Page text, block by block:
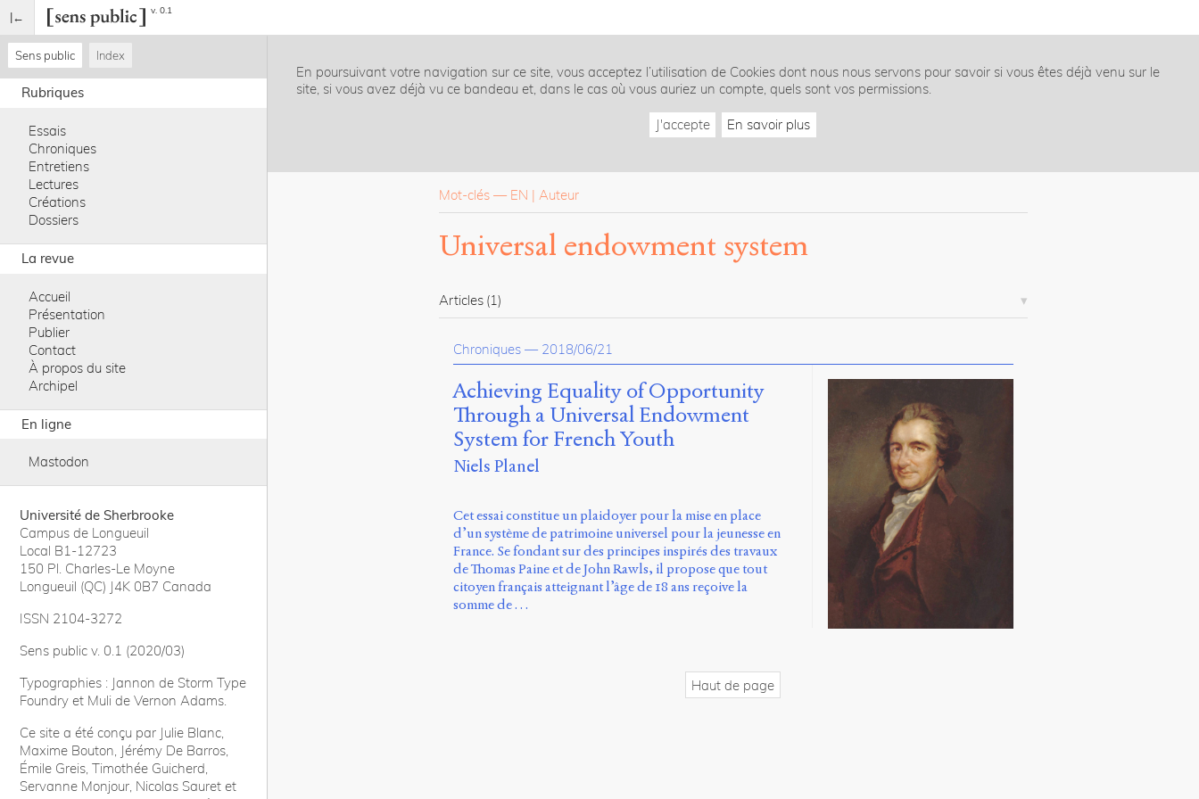
v. 0.1
Sens public Index
Rubriques
Essais
Chroniques
Entretiens
Lectures
Créations
Dossiers
La revue
Accueil
Présentation
Publier
Contact
À propos du site
Archipel
En ligne
Mastodon
Université de Sherbrooke
Campus de Longueuil
Local B1-12723
150 Pl. Charles-Le Moyne
Longueuil (QC) J4K 0B7 Canada
ISSN 2104-3272
Sens public v. 0.1 (2020/03)
Typographies : Jannon de Storm Type
Foundry et Muli de Vernon Adams.
Ce site a été conçu par Julie Blanc,
Maxime Bouton, Jérémy De Barros,
Émile Greis, Timothée Guicherd,
Servanne Monjour, Nicolas Sauret et
En poursuivant votre navigation sur ce site, vous acceptez l’utilisation de Cookies dont nous nous servons pour savoir si vous êtes déjà venu sur le
site, si vous avez déjà vu ce bandeau et, dans le cas où vous auriez un compte, quels sont vos permissions.
J'accepte En savoir plus
Mot-clés — EN Auteur
Universal endowment system
Articles (1)
Chroniques — 2018/06/21
Achieving Equality of Opportunity
Through a Universal Endowment
System for French Youth
Niels Planel
Cet essai constitue un plaidoyer pour la mise en place
d’un système de patrimoine universel pour la jeunesse en
France. Se fondant sur des principes inspirés des travaux
de Thomas Paine et de John Rawls, il propose que tout
citoyen français atteignant l’âge de 18 ans reçoive la
somme de …
Haut de page